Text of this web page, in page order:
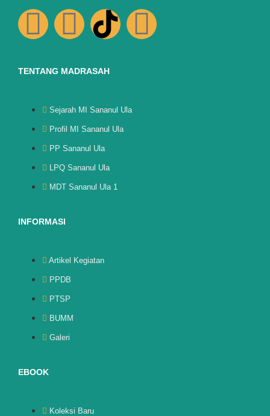
TENTANG MADRASAH
Sejarah MI Sananul Ula
Profil MI Sananul Ula
PP Sananul Ula
LPQ Sananul Ula
MDT Sananul Ula 1
INFORMASI
Artikel Kegiatan
PPDB
PTSP
BUMM
Galeri
EBOOK
Koleksi Baru